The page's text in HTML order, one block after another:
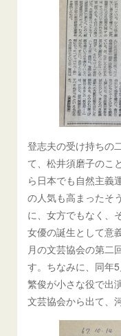
登志夫の受け持ちの
て、松井須磨子のこ
ら日本でも自然主義
の人気も高まったそ
に、女方でもなく、
女優の誕生として意
月の文芸協会の第二
す。ちなみに、同年
繁俊が小さな役で出
文芸協会から出て、